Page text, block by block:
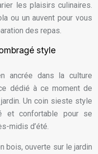
les plaisirs culinaires.
ou un auvent pour vous
des repas.
style
ancrée dans la culture
dédié à ce moment de
Un coin sieste style
et confortable pour se
midis d’été.
bois, ouverte sur le jardin